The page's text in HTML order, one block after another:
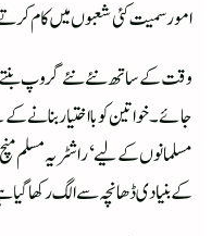
امور سمیت کئی شعبوں میں کام
وقت کے ساتھ نئے نئے گروپ بنتے
جائے۔ خواتین کو بااختیار بنانے
مسلمانوں کے لیے ‘راشٹریہ مسلم
کے بنیادی ڈھانچہ سے الگ رکھا